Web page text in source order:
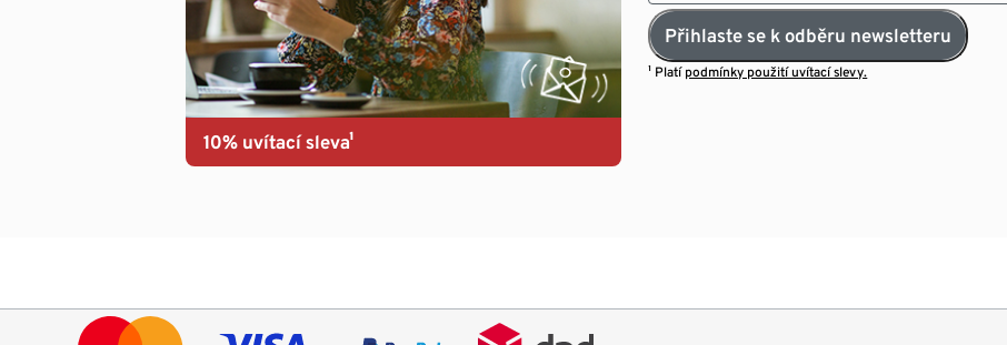
10% uvítací sleva¹
Přihlaste se k odběru newsletteru
¹ Platí podmínky použití uvítací slevy.